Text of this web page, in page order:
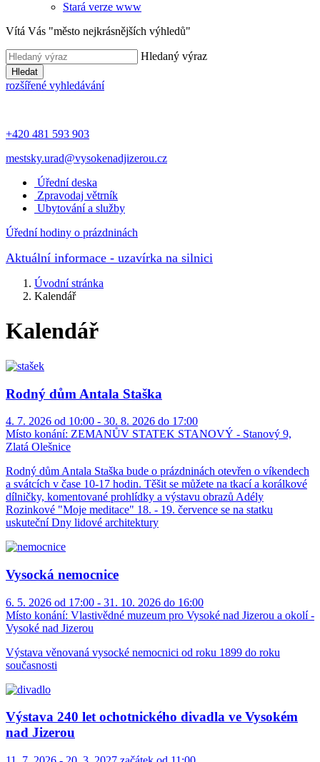
Stará verze www
Vítá Vás "město nejkrásnějších výhledů"
Hledaný výraz
Hledat
rozšířené vyhledávání
+420 481 593 903
mestsky.urad@vysokenadjizerou.cz
Úřední deska
Zpravodaj větrník
Ubytování a služby
Úřední hodiny o prázdninách
Aktuální informace - uzavírka na silnici
Úvodní stránka
Kalendář
Kalendář
Rodný dům Antala Staška
4. 7. 2026 od 10:00 - 30. 8. 2026 do 17:00
Místo konání: ZEMANŮV STATEK STANOVÝ - Stanový 9,
Zlatá Olešnice
Rodný dům Antala Staška bude o prázdninách otevřen o víkendech
a svátcích v čase 10-17 hodin. Těšit se můžete na tkací a korálkové
dílničky, komentované prohlídky a výstavu obrazů Adély
Rozinkové "Moje meditace" 18. - 19. července se na statku
uskuteční Dny lidové architektury
Vysocká nemocnice
6. 5. 2026 od 17:00 - 31. 10. 2026 do 16:00
Místo konání: Vlastivědné muzeum pro Vysoké nad Jizerou a okolí -
Vysoké nad Jizerou
Výstava věnovaná vysocké nemocnici od roku 1899 do roku
současnosti
Výstava 240 let ochotnického divadla ve Vysokém
nad Jizerou